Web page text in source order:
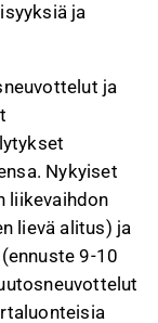
ja
ja
Nykyiset
liikevaihdon
lievä alitus) ja
9-10